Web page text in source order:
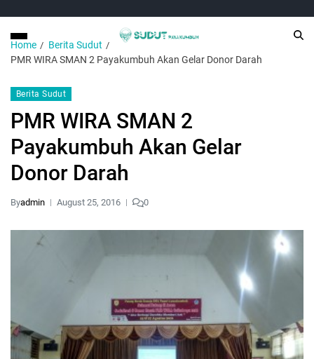
Home
Berita Sudut
PMR WIRA SMAN 2 Payakumbuh Akan Gelar Donor Darah
Berita Sudut
PMR WIRA SMAN 2
Payakumbuh Akan Gelar
Donor Darah
Byadmin August 25, 2016 0